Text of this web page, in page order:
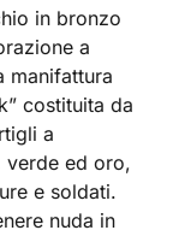
in bronzo
a
manifattura
costituita da
a
ed oro,
e soldati.
nuda in